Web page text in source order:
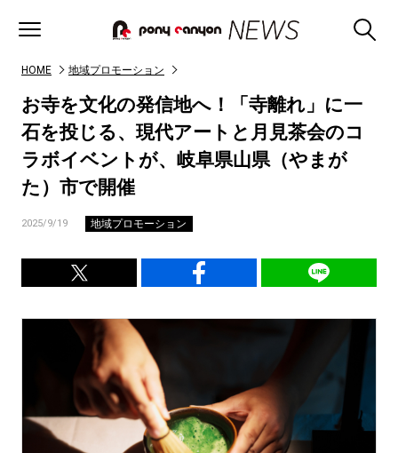
HOME 地域プロモーション
お寺を文化の発信地へ！「寺離れ」に一
石を投じる、現代アートと月見茶会のコ
ラボイベントが、岐阜県山県（やまが
た）市で開催
2025/9/19 地域プロモーション